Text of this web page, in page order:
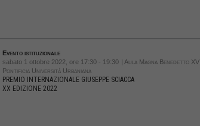
Evento istituzionale
sabato 1 ottobre 2022, ore 17:30 - 19:30
| Aula Magna Benedetto XVI
Pontificia Università Urbaniana
PREMIO INTERNAZIONALE GIUSEPPE SCIACCA
XX EDIZIONE 2022